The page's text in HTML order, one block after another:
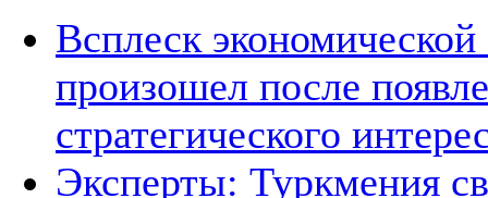
Всплеск
произошел после
стратегического
Эксперты: Туркмения